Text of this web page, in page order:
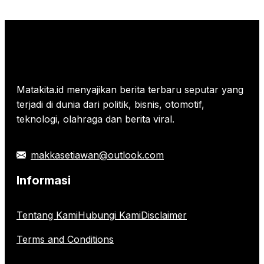
Harganya
Matakita.id menyajikan berita terbaru seputar yang
terjadi di dunia dari politik, bisnis, otomotif,
teknologi, olahraga dan berita viral.
makkasetiawan@outlook.com
Informasi
Tentang KamiHubungi KamiDisclaimer
Terms and Conditions